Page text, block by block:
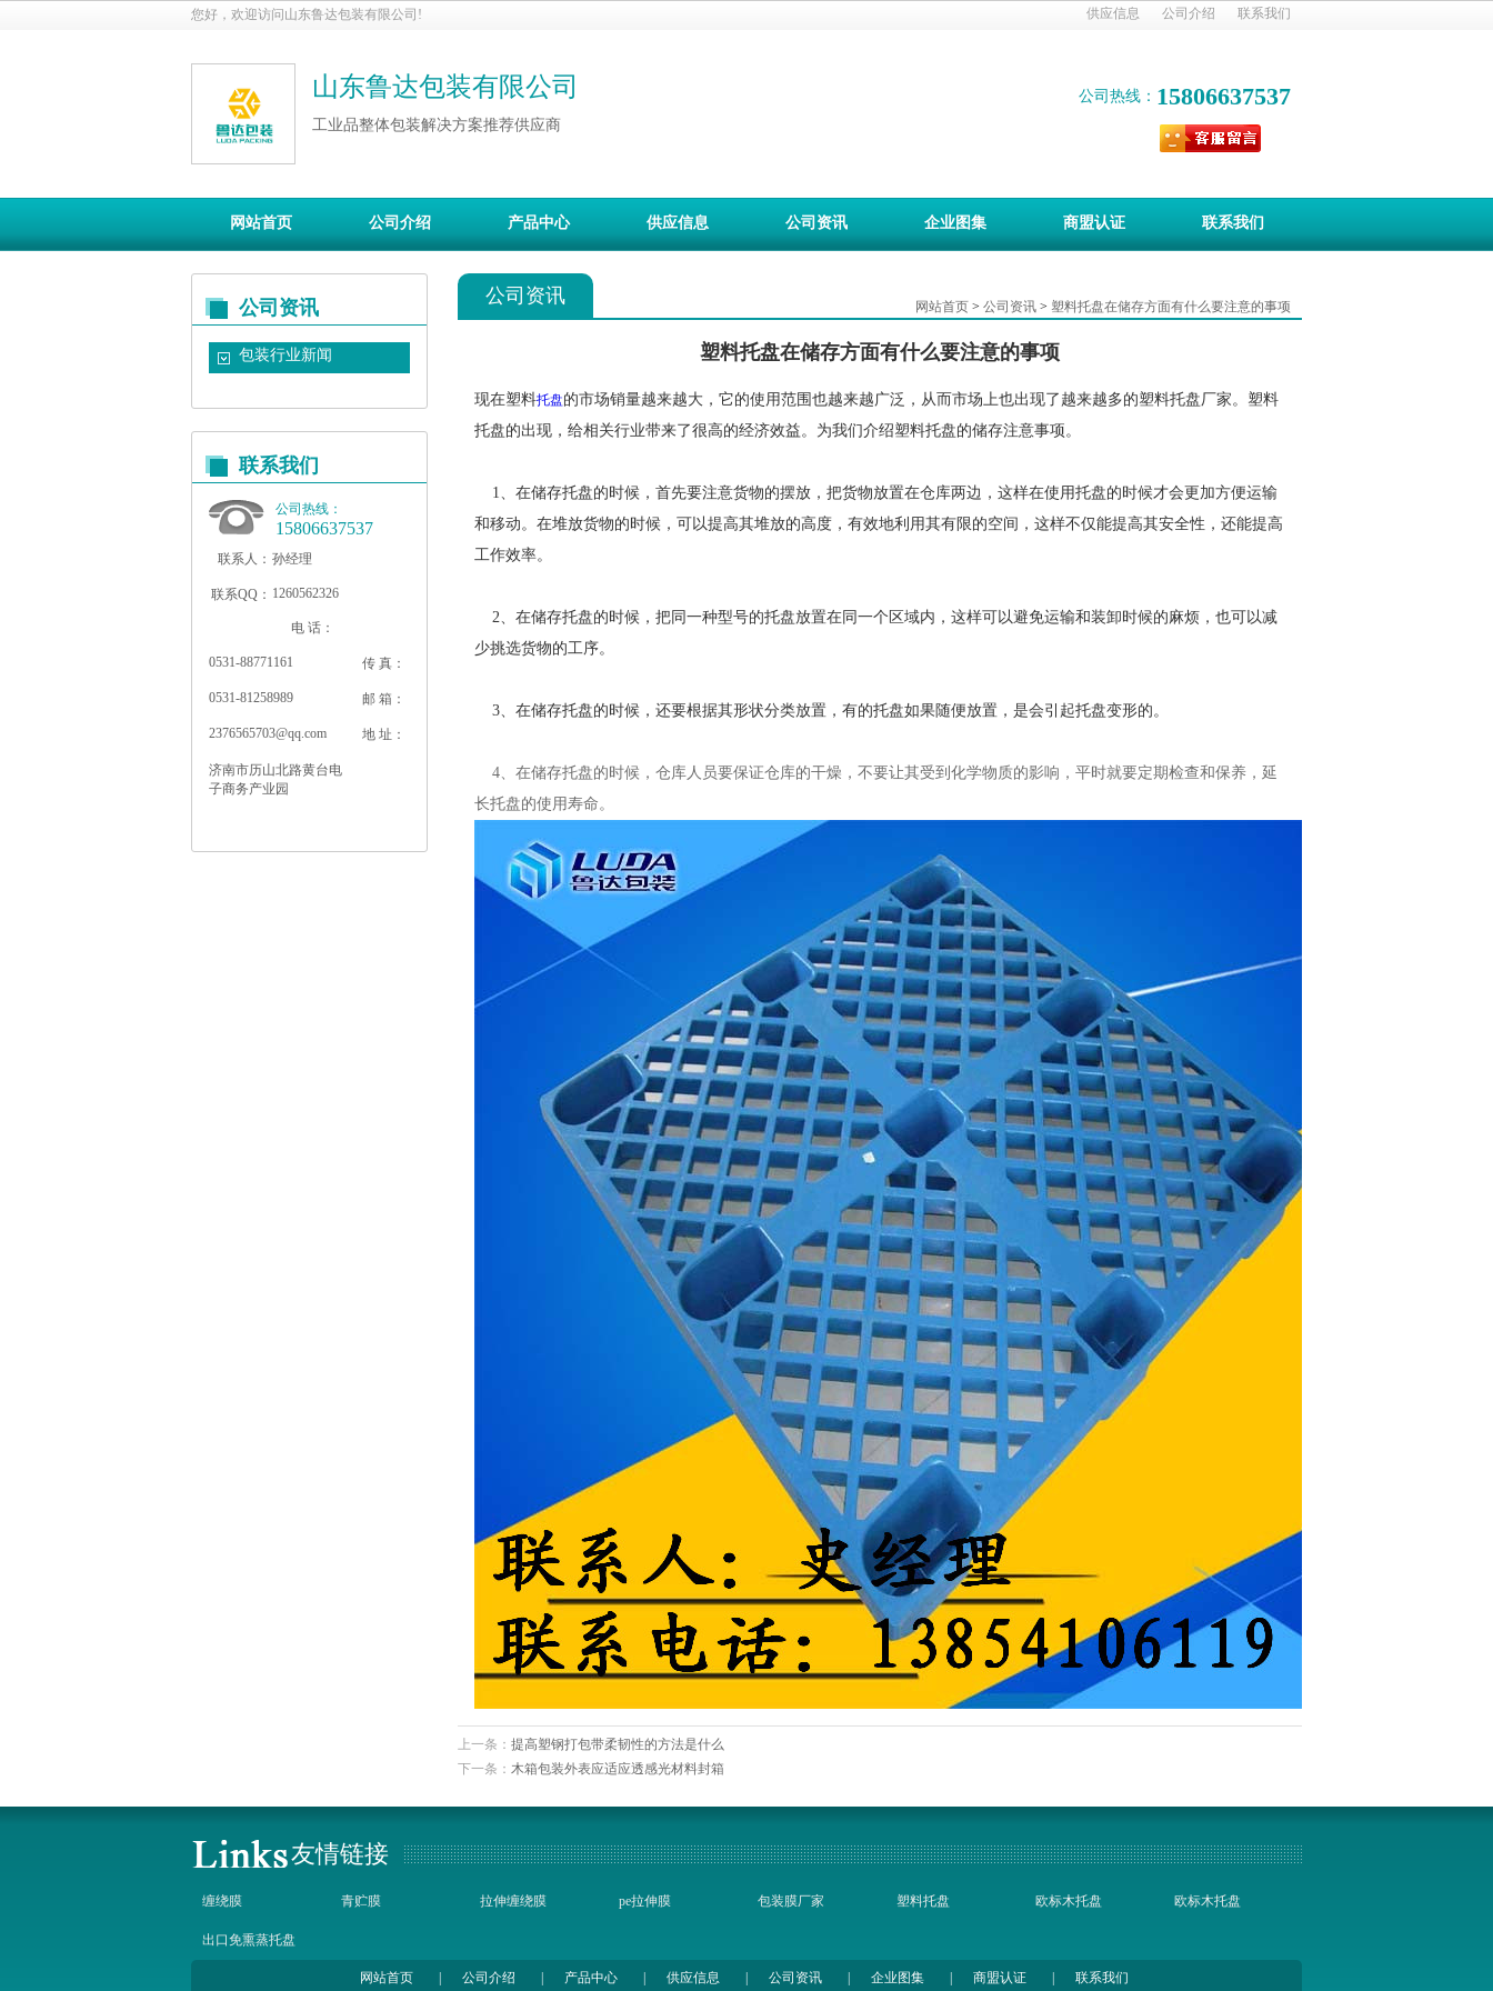
您好，欢迎访问山东鲁达包装有限公司! 供应信息 公司介绍 联系我们
山东鲁达包装有限公司
工业品整体包装解决方案推荐供应商
公司热线： 15806637537
网站首页 公司介绍 产品中心 供应信息 公司资讯 企业图集 商盟认证 联系我们
公司资讯
包装行业新闻
联系我们
公司热线：
15806637537
联系人： 孙经理
联系QQ： 1260562326
电 话：
0531-88771161 传 真：
0531-81258989 邮 箱：
2376565703@qq.com 地 址：
济南市历山北路黄台电
子商务产业园
网站首页 > 公司资讯 > 塑料托盘在储存方面有什么要注意的事项
公司资讯
塑料托盘在储存方面有什么要注意的事项
现在塑料托盘的市场销量越来越大，它的使用范围也越来越广泛，从而市场上也出现了越来越多的塑料托盘厂家。塑料
托盘的出现，给相关行业带来了很高的经济效益。为我们介绍塑料托盘的储存注意事项。
1、在储存托盘的时候，首先要注意货物的摆放，把货物放置在仓库两边，这样在使用托盘的时候才会更加方便运输
和移动。在堆放货物的时候，可以提高其堆放的高度，有效地利用其有限的空间，这样不仅能提高其安全性，还能提高
工作效率。
2、在储存托盘的时候，把同一种型号的托盘放置在同一个区域内，这样可以避免运输和装卸时候的麻烦，也可以减
少挑选货物的工序。
3、在储存托盘的时候，还要根据其形状分类放置，有的托盘如果随便放置，是会引起托盘变形的。
4、在储存托盘的时候，仓库人员要保证仓库的干燥，不要让其受到化学物质的影响，平时就要定期检查和保养，延
长托盘的使用寿命。
上一条： 提高塑钢打包带柔韧性的方法是什么
下一条： 木箱包装外表应适应透感光材料封箱
友情链接
缠绕膜 青贮膜 拉伸缠绕膜 pe拉伸膜 包装膜厂家 塑料托盘 欧标木托盘 欧标木托盘
出口免熏蒸托盘
网站首页 公司介绍 产品中心 供应信息 公司资讯 企业图集 商盟认证 联系我们